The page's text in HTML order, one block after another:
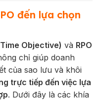
đến lựa chọn
Objective) và RPO
chỉ giúp doanh
của sao lưu và khôi
trực tiếp đến việc lựa
. Dưới đây là các khía